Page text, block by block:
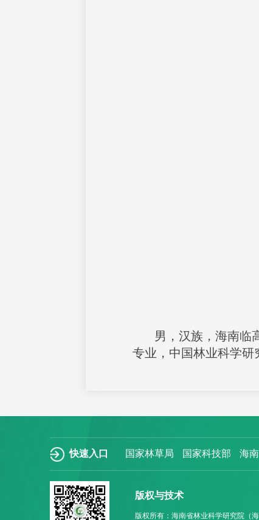
男，汉族，海南临
专业，中国林业科学研
快速入口 国家林草局 国家科技部 海
版权与技术
版权所有：海南省林业科学研究院（海